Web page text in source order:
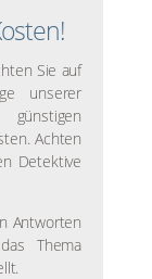
Sie auf
unserer
Achten
Detektive
Antworten
Thema